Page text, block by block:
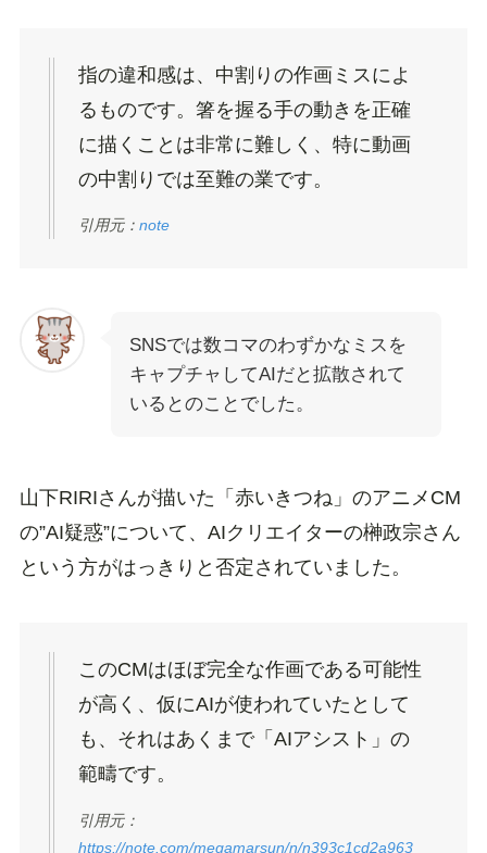
指の違和感は、中割りの作画ミスによ
るものです。箸を握る手の動きを正確
に描くことは非常に難しく、特に動画
の中割りでは至難の業です。
引用元： note
SNSでは数コマのわずかなミスを
キャプチャしてAIだと拡散されて
いるとのことでした。
山下RIRIさんが描いた「赤いきつね」のアニメCM
の”AI疑惑”について、AIクリエイターの榊政宗さん
という方がはっきりと否定されていました。
このCMはほぼ完全な作画である可能性
が高く、仮にAIが使われていたとして
も、それはあくまで「AIアシスト」の
範疇です。
引用元：
https://note.com/megamarsun/n/n393c1cd2a963